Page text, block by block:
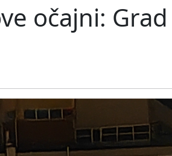
očajni: